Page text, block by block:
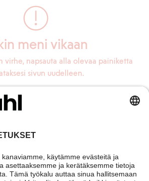
meni vikaan
virhe, napsauta alla olevaa painiketta
sivun uudelleen.
Lataa sivu uudelleen